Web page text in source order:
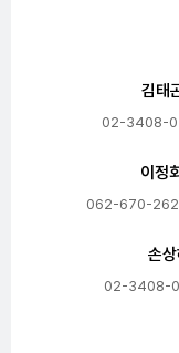
김태
02-3408-
이정
062-670-
손
02-3408-